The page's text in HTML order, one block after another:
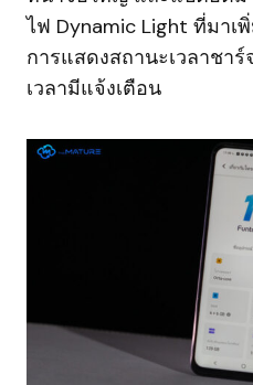
ไฟ Dynamic Light ที่มาเ
การแสดงสถานะเวลาชา
เวลามีแจ้งเตือน